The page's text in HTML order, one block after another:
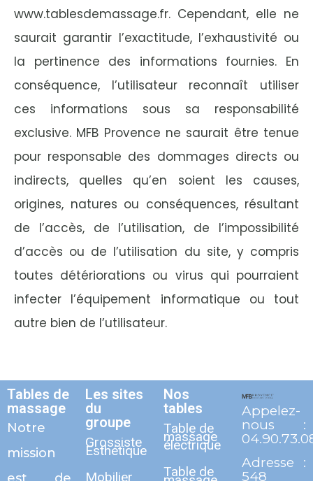
www.tablesdemassage.fr. Cependant, elle ne
saurait garantir l’exactitude, l’exhaustivité ou
la pertinence des informations fournies. En
conséquence, l’utilisateur reconnaît utiliser
ces informations sous sa responsabilité
exclusive. MFB Provence ne saurait être tenue
pour responsable des dommages directs ou
indirects, quelles qu’en soient les causes,
origines, natures ou conséquences, résultant
de l’accès, de l’utilisation, de l’impossibilité
d’accès ou de l’utilisation du site, y compris
toutes détériorations ou virus qui pourraient
infecter l’équipement informatique ou tout
autre bien de l’utilisateur.
Tables de
massage
Notre
mission
est de
Les sites
du
groupe
Grossiste
Esthétique
Mobilier
Nos
tables
Table de
massage
électrique
Table de
Appelez-
nous :
Adresse :
548